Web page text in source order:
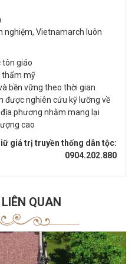
nghiệm, Vietnamarch luôn
tôn giáo
thẩm mỹ
bền vững theo thời gian
được nghiên cứu kỹ lưỡng về
phương nhằm mang lại
cao
giá trị truyền thống dân tộc:
0904.202.880
QUAN